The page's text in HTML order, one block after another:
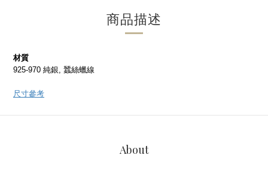
商品描述
材質
925-970 純銀, 蠶絲蠟線
尺寸參考
About